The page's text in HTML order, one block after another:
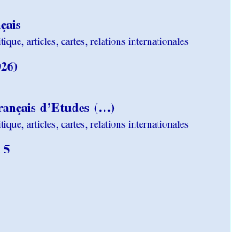
articles, cartes, relations internationales
d’Etudes (…)
articles, cartes, relations internationales
5